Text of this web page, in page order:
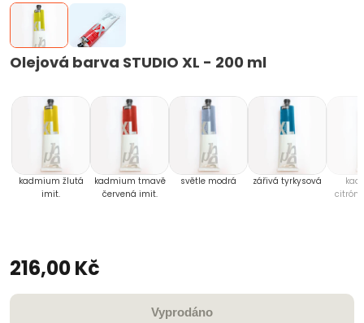
Olejová barva STUDIO XL - 200 ml
kadmium žlutá
imit.
kadmium tmavě
červená imit.
světle modrá zářivá tyrkysová
216,00 Kč
Vyprodáno